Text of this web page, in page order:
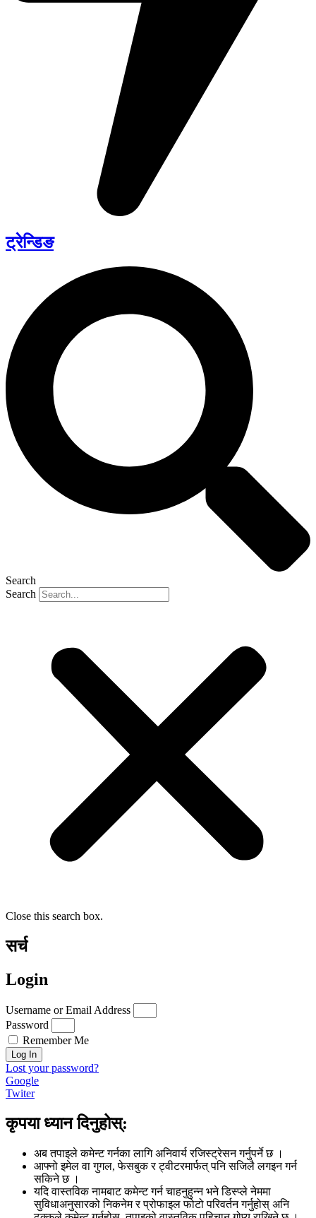
ट्रेन्डिङ
Search
Search
Close this search box.
सर्च
Login
Username or Email Address
Password
Remember Me
Log In
Lost your password?
Google
Twiter
कृपया ध्यान दिनुहोस्:
अब तपाइले कमेन्ट गर्नका लागि अनिवार्य रजिस्ट्रेसन गर्नुपर्ने छ ।
आफ्नो इमेल वा गुगल, फेसबुक र ट्वीटरमार्फत् पनि सजिलै लगइन गर्न
सकिने छ ।
यदि वास्तविक नामबाट कमेन्ट गर्न चाहनुहुन्न भने डिस्प्ले नेममा
सुविधाअनुसारको निकनेम र प्रोफाइल फोटो परिवर्तन गर्नुहोस् अनि